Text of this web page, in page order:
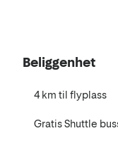
Beliggenhet
4 km til flyplass
Gratis Shuttle